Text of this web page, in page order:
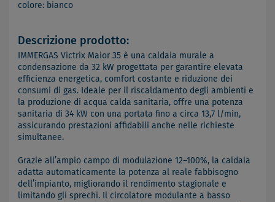
colore: bianco
Descrizione prodotto:
IMMERGAS Victrix Maior 35 è una caldaia murale a
condensazione da 32 kW progettata per garantire elevata
efficienza energetica, comfort costante e riduzione dei
consumi di gas. Ideale per il riscaldamento degli ambienti e
la produzione di acqua calda sanitaria, offre una potenza
sanitaria di 34 kW con una portata fino a circa 13,7 l/min,
assicurando prestazioni affidabili anche nelle richieste
simultanee.
Grazie all’ampio campo di modulazione 12–100%, la caldaia
adatta automaticamente la potenza al reale fabbisogno
dell’impianto, migliorando il rendimento stagionale e
limitando gli sprechi. Il circolatore modulante a basso